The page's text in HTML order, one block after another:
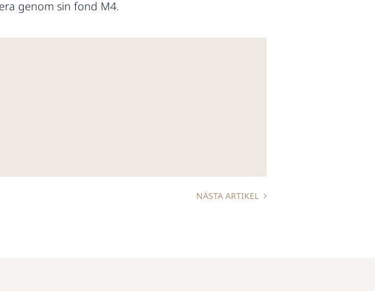
genom sin fond M4.
NÄSTA ARTIKEL